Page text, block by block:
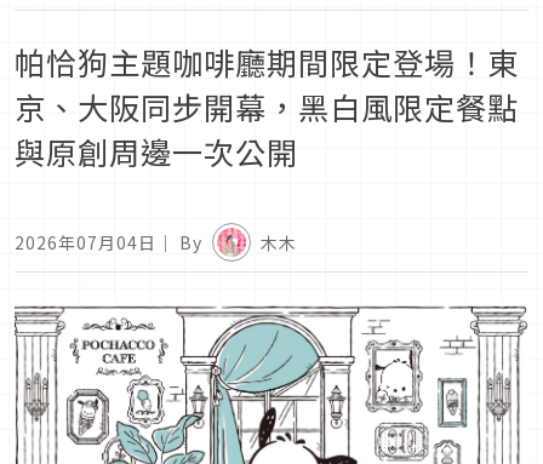
帕恰狗主題咖啡廳期間限定登場！東
京、大阪同步開幕，黑白風限定餐點
與原創周邊一次公開
2026年07月04日 ｜ By 木木